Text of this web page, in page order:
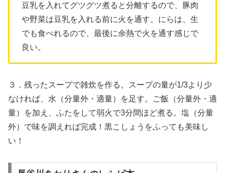
豆乳を入れてグツグツ煮ると分離するので、豚肉
や野菜は豆乳を入れる前に火を通す。にらは、生
でも食べれるので、最後に余熱で火を通す感じで
良い。
３．残ったスープで雑炊を作る。スープの量が1/3より少
なければ、水（分量外・適量）を足す。ご飯（分量外・適
量）を加え、ふたをして弱火で3分間ほど煮る。塩（分量
外）で味を調えれば完成！黒こしょうをふっても美味し
い！